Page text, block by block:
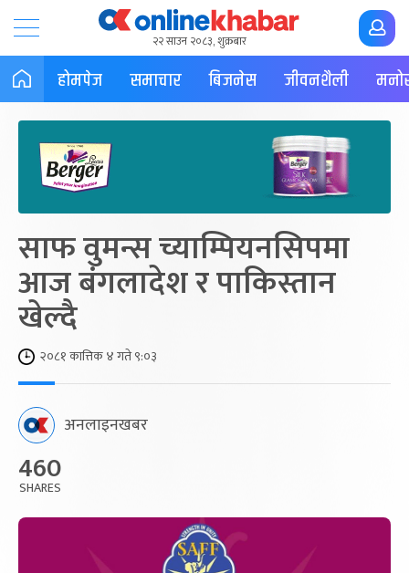
२२ साउन २०८३, शुक्रबार
होमपेज समाचार बिजनेस जीवनशैली
साफ वुमन्स च्याम्पियनसिपमा
आज बंगलादेश र पाकिस्तान
खेल्दै
२०८१ कात्तिक ४ गते ९:०३
अनलाइनखबर
460
SHARES